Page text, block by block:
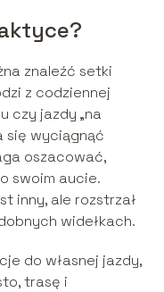
znaleźć setki
z codziennej
czy jazdy „na
się wyciągnąć
oszacować,
swoim aucie.
inny, ale rozstrzał
widełkach.
do własnej jazdy,
trasę i